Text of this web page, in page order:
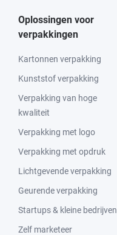
Oplossingen voor
verpakkingen
Kartonnen verpakking
Kunststof verpakking
Verpakking van hoge
kwaliteit
Verpakking met logo
Verpakking met opdruk
Lichtgevende verpakking
Geurende verpakking
Startups & kleine bedrijven
Zelf marketeer